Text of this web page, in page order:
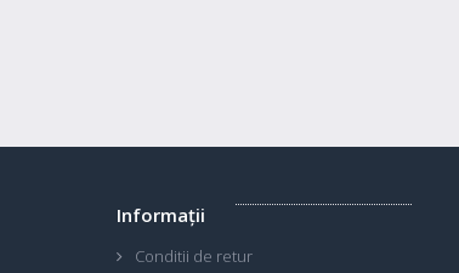
Informaţii
Conditii de retur